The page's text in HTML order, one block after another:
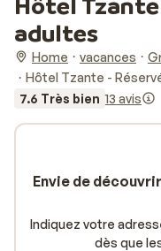
adultes
Home vacances
Hôtel Tzante -
7.6 Très bien 13 avis
Envie de
Indiquez votre
dès que